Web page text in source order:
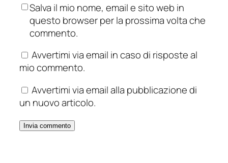
Salva il mio nome, email e sito web in
questo browser per la prossima volta che
commento.
Avvertimi via email in caso di risposte al
mio commento.
Avvertimi via email alla pubblicazione di
un nuovo articolo.